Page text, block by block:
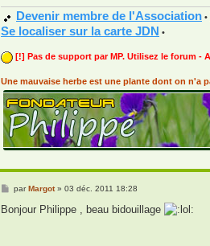
Devenir membre de l'Association •
Se localiser sur la carte JDN •
[!] Pas de support par MP. Utilisez le forum -
Une mauvaise herbe est une plante dont on n'a
M
s
parMargot» 03 déc. 2011 18:28
Bonjour Philippe , beau bidouillage